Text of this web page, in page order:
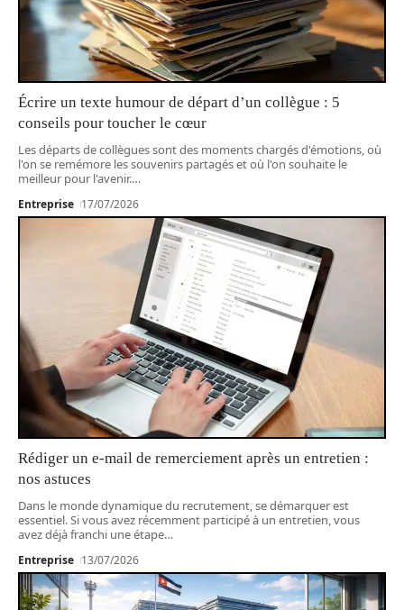
Écrire un texte humour de départ d’un collègue : 5
conseils pour toucher le cœur
Les départs de collègues sont des moments chargés d'émotions, où
l'on se remémore les souvenirs partagés et où l'on souhaite le
meilleur pour l'avenir.…
Entreprise 17/07/2026
Rédiger un e-mail de remerciement après un entretien :
nos astuces
Dans le monde dynamique du recrutement, se démarquer est
essentiel. Si vous avez récemment participé à un entretien, vous
avez déjà franchi une étape…
Entreprise 13/07/2026